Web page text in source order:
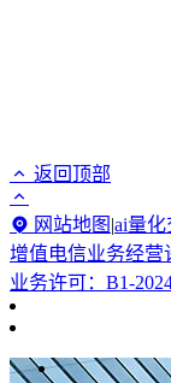
返回顶部
网站地图 |ai量
增值电信业务经营
业务许可：B1-